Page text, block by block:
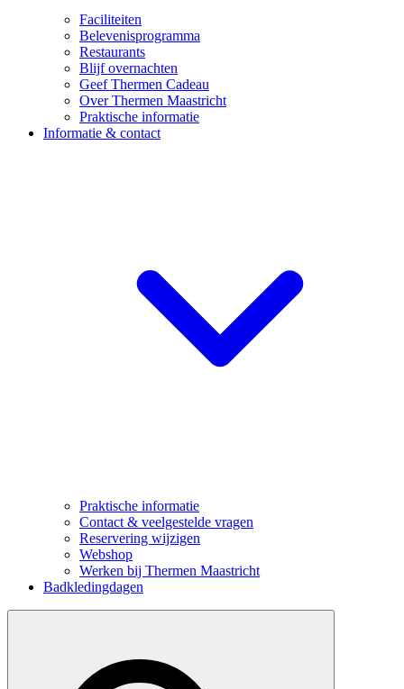
Faciliteiten
Belevenisprogramma
Restaurants
Blijf overnachten
Geef Thermen Cadeau
Over Thermen Maastricht
Praktische informatie
Informatie & contact
Praktische informatie
Contact & veelgestelde vragen
Reservering wijzigen
Webshop
Werken bij Thermen Maastricht
Badkledingdagen